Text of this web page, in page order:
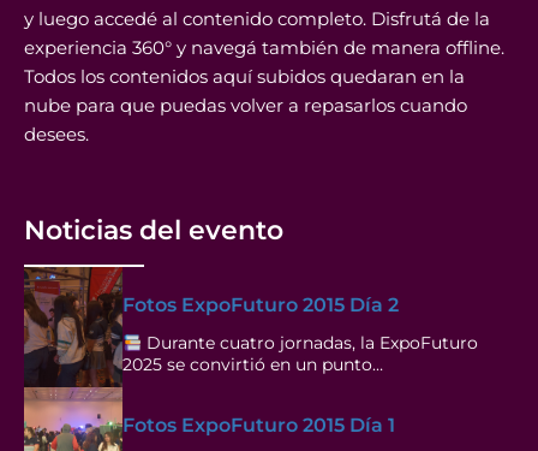
y luego accedé al contenido completo. Disfrutá de la
experiencia 360° y navegá también de manera offline.
Todos los contenidos aquí subidos quedaran en la
nube para que puedas volver a repasarlos cuando
desees.
Noticias del evento
Fotos ExpoFuturo 2015 Día 2
Durante cuatro jornadas, la ExpoFuturo
2025 se convirtió en un punto…
Fotos ExpoFuturo 2015 Día 1